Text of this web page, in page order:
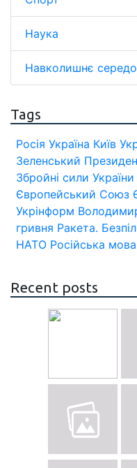
Наука
Навколишнє
Tags
Росія Україна Київ
Зеленський
Збройні сили України
Європейський Союз
Укрінформ
гривня Ракета.
НАТО Російська мова
Recent posts